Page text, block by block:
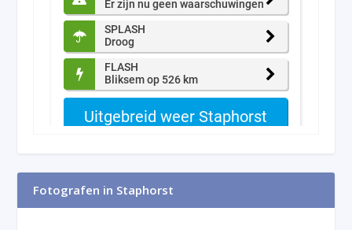
Fotografen in Staphorst